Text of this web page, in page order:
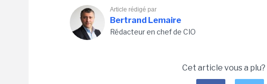
Article rédigé par
Bertrand Lemaire
Rédacteur en chef de CIO
Cet article vous a plu?